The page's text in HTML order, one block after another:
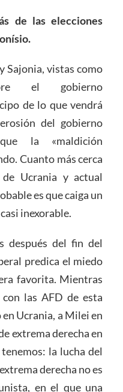
de las elecciones
Sajonia, vistas como
el gobierno
de lo que vendrá
del gobierno
la «maldición
Cuanto más cerca
Ucrania y actual
es que caiga un
inexorable.
después del fin del
predica el miedo
favorita. Mientras
las AFD de esta
Ucrania, a Milei en
extrema derecha en
la lucha del
derecha no es
en el que una